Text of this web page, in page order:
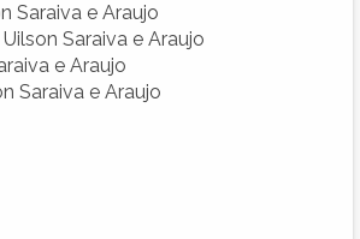
Saraiva e Araujo
Saraiva e Araujo
e Araujo
Saraiva e Araujo